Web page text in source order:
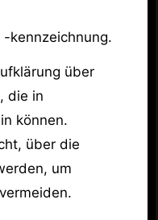
kennzeichnung.
über
die in
können.
über die
um